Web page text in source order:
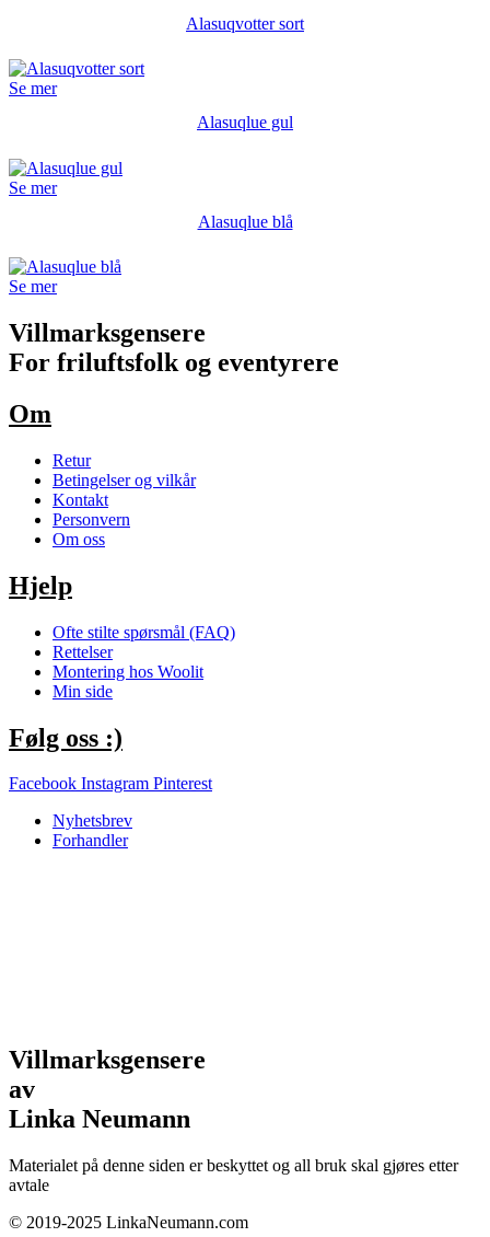
Alasuqvotter sort
Se mer
Alasuqlue gul
Se mer
Alasuqlue blå
Se mer
Villmarksgensere
For friluftsfolk og eventyrere
Om
Retur
Betingelser og vilkår
Kontakt
Personvern
Om oss
Hjelp
Ofte stilte spørsmål (FAQ)
Rettelser
Montering hos Woolit
Min side
Følg oss :)
Facebook Instagram Pinterest
Nyhetsbrev
Forhandler
Villmarksgensere
av
Linka Neumann
Materialet på denne siden er beskyttet og all bruk skal gjøres etter
avtale
© 2019-2025 LinkaNeumann.com